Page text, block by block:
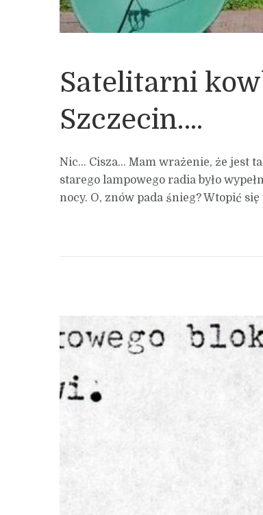
Satelitarni
Szczecin….
Nic… Cisza… Mam wrażenie, że jest
starego lampowego radia było
nocy. O, znów pada śnieg? Wtopić